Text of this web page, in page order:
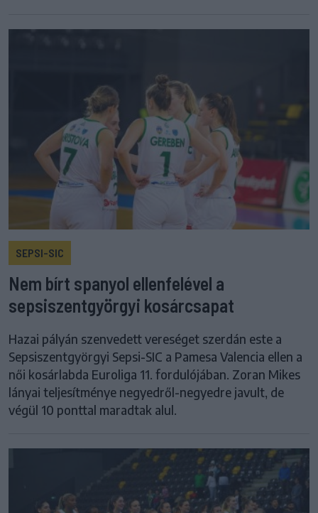
SEPSI-SIC
Nem bírt spanyol ellenfelével a
sepsiszentgyörgyi kosárcsapat
Hazai pályán szenvedett vereséget szerdán este a
Sepsiszentgyörgyi Sepsi-SIC a Pamesa Valencia ellen a
női kosárlabda Euroliga 11. fordulójában. Zoran Mikes
lányai teljesítménye negyedről-negyedre javult, de
végül 10 ponttal maradtak alul.